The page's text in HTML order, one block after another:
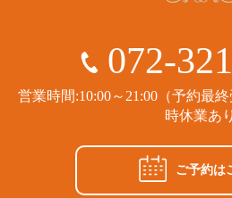
072-
営業時間:10:00～21:00（予約最
時休業あり
ご予約は